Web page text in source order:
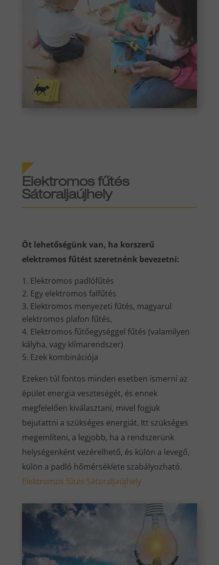
Elektromos fűtés
Sátoraljaújhely
Öt lehetőségünk van, ha korszerű
elektromos fűtést szeretnénk bevezetni:
Elektromos padlófűtés
Egy elektromos falfűtés
Elektromos menyezeti fűtés, magyarul
elektromos plafon fűtés,
Elektromos fűtőegységgel fűtés (valamilyen
kályha, vagy klímarendszer)
Ezek kombinációja
Ezeken túl fontos minden esetben ismerni az
épület energia veszteségét, és ennek
megfelelően kiválasztani, mivel fogjuk
bejutattni a szükséges energiát. Itt szükséges
megemlíteni, a legjobb, ha a rendszerünk
helységenként vezérelhető, és külön a levegő,
külön a padló hőmérséklete szabályozható.
Elektromos fűtés Sátoraljaújhely